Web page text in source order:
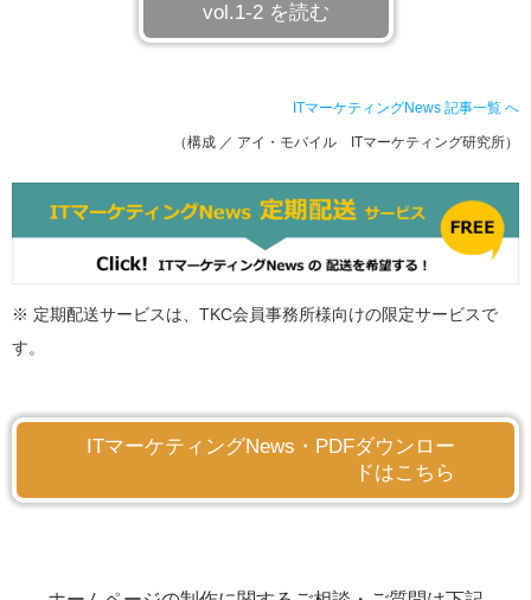
vol.1-2 を読む
ITマーケティングNews 記事一覧 へ
（構成 ／ アイ・モバイル ITマーケティング研究所）
※ 定期配送サービスは、TKC会員事務所様向けの限定サービスで
す。
ITマーケティングNews・PDFダウンロー
ドはこちら